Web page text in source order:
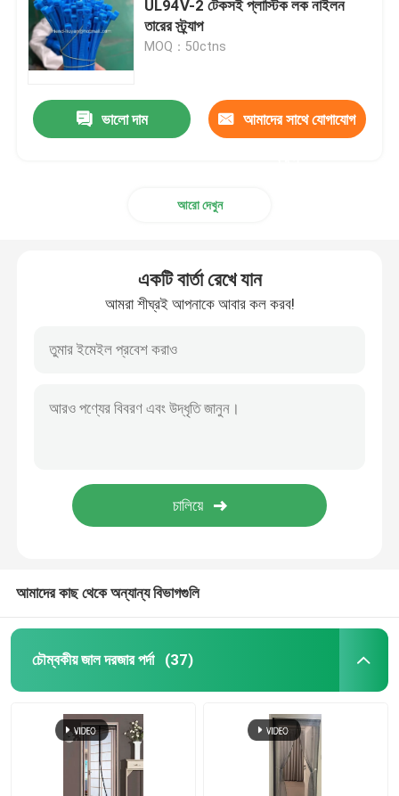
ভেলক্রো হুক এন্ড লুপ
পলিপ্রোপিলিন মাটির আবরণ
UL94V-2 টেকসই প্লাস্টিক লক নাইলন
তারের স্ট্র্যাপ
MOQ：50ctns
ভালো দাম আমাদের সাথে যোগাযোগ
আরো দেখুন
একটি বার্তা রেখে যান
আমরা শীঘ্রই আপনাকে আবার কল করব!
আমাদের কাছ থেকে অন্যান্য বিভাগগুলি
চৌম্বকীয় জাল দরজার পর্দা (37)